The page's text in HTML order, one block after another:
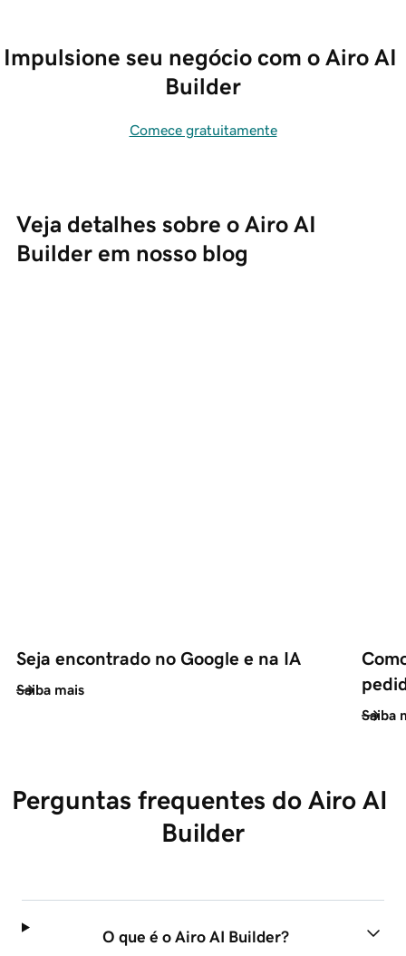
Impulsione seu negócio com o Airo AI
Builder
Comece gratuitamente
Veja detalhes sobre o Airo AI
Builder em nosso blog
Seja encontrado no Google e na IA
Saiba mais
Saiba
Perguntas frequentes do Airo AI
Builder
O que é o Airo AI Builder?